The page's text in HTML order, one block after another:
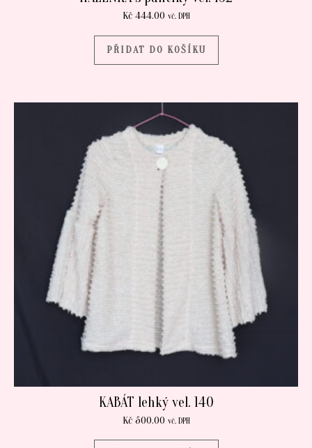
Kč444.00 vč. DPH
PŘIDAT DO KOŠÍKU
KABÁT lehký vel. 140
Kč500.00 vč. DPH